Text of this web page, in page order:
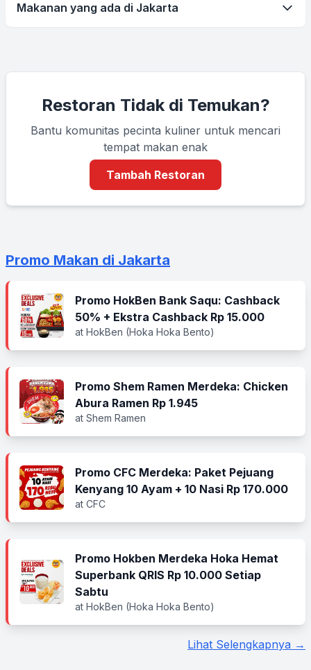
Makanan yang ada di Jakarta
Restoran Tidak di Temukan?
Bantu komunitas pecinta kuliner untuk mencari
tempat makan enak
Tambah Restoran
Promo Makan di Jakarta
Promo HokBen Bank Saqu: Cashback
50% + Ekstra Cashback Rp 15.000
at HokBen (Hoka Hoka Bento)
Promo Shem Ramen Merdeka: Chicken
Abura Ramen Rp 1.945
at Shem Ramen
Promo CFC Merdeka: Paket Pejuang
Kenyang 10 Ayam + 10 Nasi Rp 170.000
at CFC
Promo Hokben Merdeka Hoka Hemat
Superbank QRIS Rp 10.000 Setiap
Sabtu
at HokBen (Hoka Hoka Bento)
Lihat Selengkapnya →